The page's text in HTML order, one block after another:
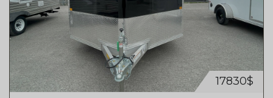
17830$